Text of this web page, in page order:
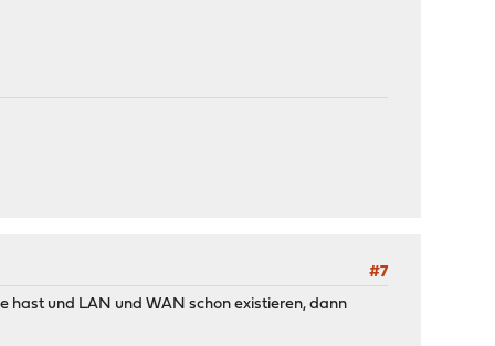
#7
hast und LAN und WAN schon existieren, dann